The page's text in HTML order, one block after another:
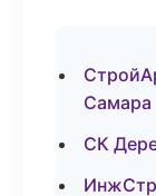
Самара
СК